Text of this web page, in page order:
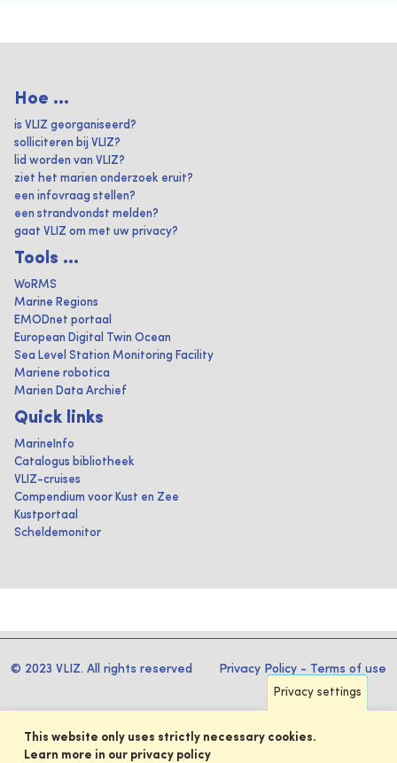
Hoe ...
is VLIZ georganiseerd?
solliciteren bij VLIZ?
lid worden van VLIZ?
ziet het marien onderzoek eruit?
een infovraag stellen?
een strandvondst melden?
gaat VLIZ om met uw privacy?
Tools ...
WoRMS
Marine Regions
EMODnet portaal
European Digital Twin Ocean
Sea Level Station Monitoring Facility
Mariene robotica
Marien Data Archief
Quick links
MarineInfo
Catalogus bibliotheek
VLIZ-cruises
Compendium voor Kust en Zee
Kustportaal
Scheldemonitor
© 2023 VLIZ. All rights reserved Privacy Policy - Terms of use
Privacy settings
This website only uses strictly necessary cookies.
Learn more in our privacy policy